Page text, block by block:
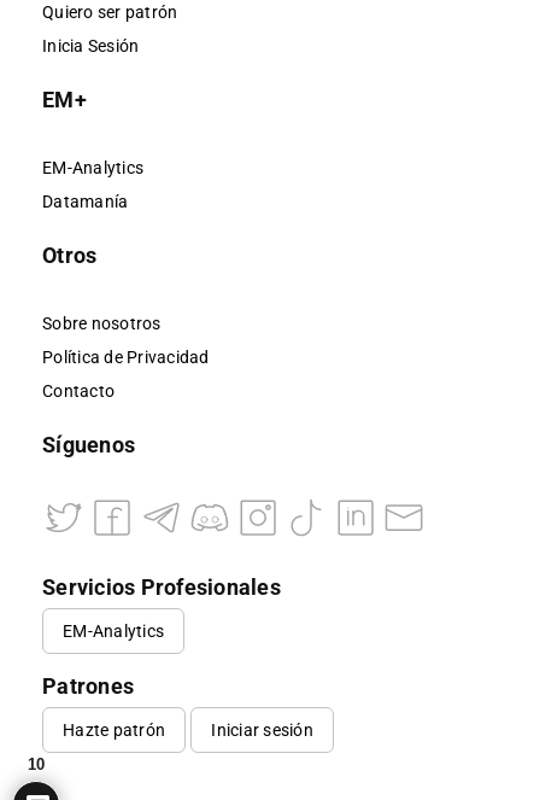
Quiero ser patrón
Inicia Sesión
EM+
EM-Analytics
Datamanía
Otros
Sobre nosotros
Política de Privacidad
Contacto
Síguenos
Servicios Profesionales
EM-Analytics
Patrones
Hazte patrón Iniciar sesión
10